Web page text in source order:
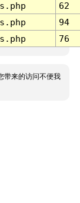
62
94
76
带来的访问不便我